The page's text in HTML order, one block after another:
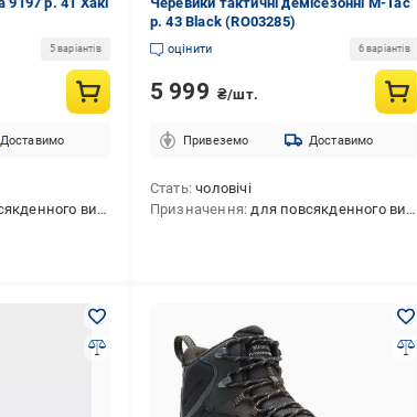
5 варіантів
Доставимо
тактичної стрільби,для туризму,для активного відпочинку
р. 43 Black (RO03285)
оцінити 6 варіантів
5 999 ₴/шт.
Привеземо Доставимо
Стать чоловічі
Призначення для повсякденного використання,для полювання,для тактичної стрільби,для туризму,для активного відпочинку